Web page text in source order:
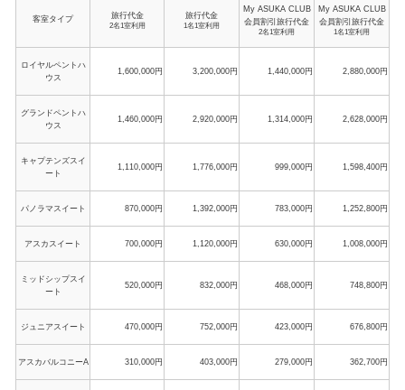
客室タイプ 旅行代金
2名1室利用
旅行代金
1名1室利用
My ASUKA CLUB
会員割引旅行代金
2名1室利用
My ASUKA CLUB
会員割引旅行代金
1名1室利用
ロイヤルペントハ
ウス
1,600,000円 3,200,000円 1,440,000円 2,880,000円
グランドペントハ
ウス
1,460,000円 2,920,000円 1,314,000円 2,628,000円
キャプテンズスイ
ート
1,110,000円 1,776,000円 999,000円 1,598,400円
パノラマスイート 870,000円 1,392,000円 783,000円 1,252,800円
アスカスイート 700,000円 1,120,000円 630,000円 1,008,000円
ミッドシップスイ
ート
520,000円 832,000円 468,000円 748,800円
ジュニアスイート 470,000円 752,000円 423,000円 676,800円
アスカバルコニーA 310,000円 403,000円 279,000円 362,700円